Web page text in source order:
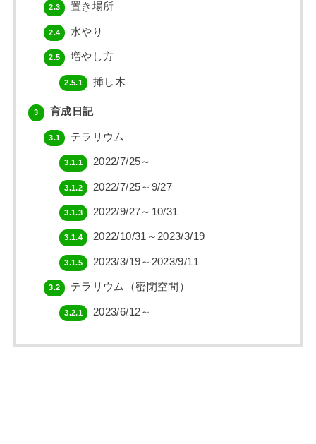
2.3 置き場所
2.4 水やり
2.5 増やし方
2.5.1 挿し木
3 育成日記
3.1 テラリウム
3.1.1 2022/7/25～
3.1.2 2022/7/25～9/27
3.1.3 2022/9/27～10/31
3.1.4 2022/10/31～2023/3/19
3.1.5 2023/3/19～2023/9/11
3.2 テラリウム（密閉空間）
3.2.1 2023/6/12～